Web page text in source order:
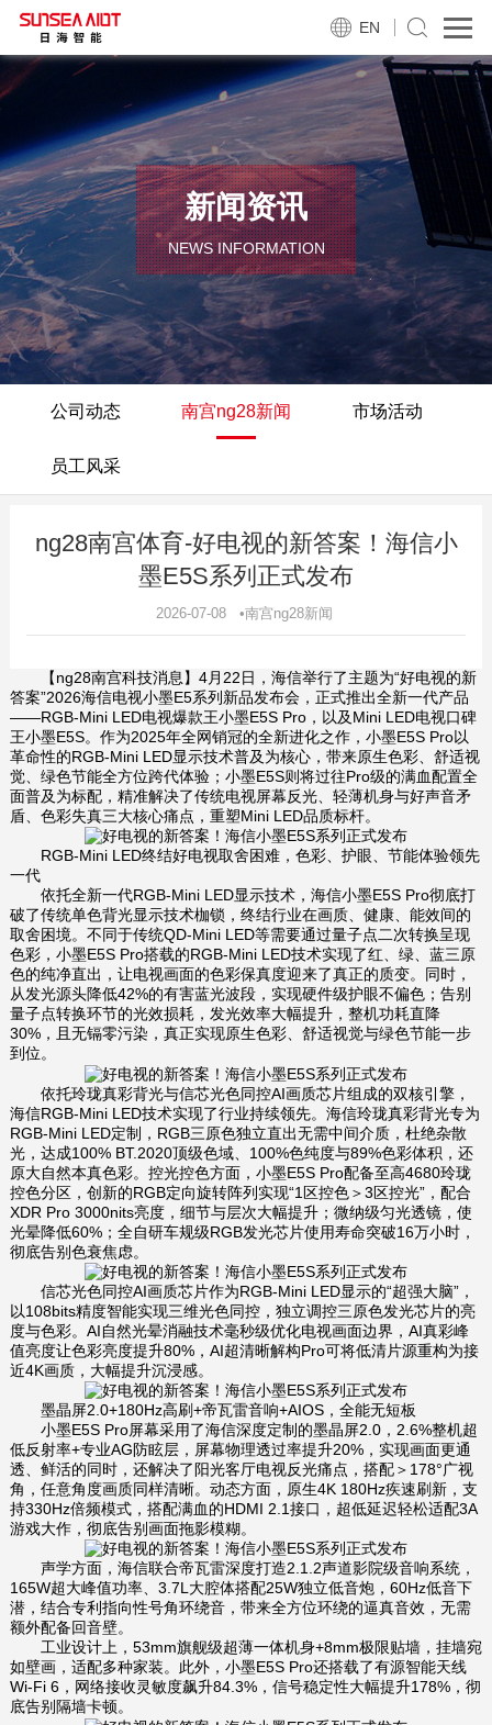
EN
新闻资讯
NEWS INFORMATION
公司动态 南宫ng28新闻 市场活动
员工风采
ng28南宫体育-好电视的新答案！海信小
墨E5S系列正式发布
2026-07-08 •南宫ng28新闻
【ng28南宫科技消息】4月22日，海信举行了主题为“好电视的新
答案”2026海信电视小墨E5系列新品发布会，正式推出全新一代产品
——RGB-Mini LED电视爆款王小墨E5S Pro，以及Mini LED电视口碑
王小墨E5S。作为2025年全网销冠的全新进化之作，小墨E5S Pro以
革命性的RGB-Mini LED显示技术普及为核心，带来原生色彩、舒适视
觉、绿色节能全方位跨代体验；小墨E5S则将过往Pro级的满血配置全
面普及为标配，精准解决了传统电视屏幕反光、轻薄机身与好声音矛
盾、色彩失真三大核心痛点，重塑Mini LED品质标杆。
RGB-Mini LED终结好电视取舍困难，色彩、护眼、节能体验领先
一代
依托全新一代RGB-Mini LED显示技术，海信小墨E5S Pro彻底打
破了传统单色背光显示技术枷锁，终结行业在画质、健康、能效间的
取舍困境。不同于传统QD-Mini LED等需要通过量子点二次转换呈现
色彩，小墨E5S Pro搭载的RGB-Mini LED技术实现了红、绿、蓝三原
色的纯净直出，让电视画面的色彩保真度迎来了真正的质变。同时，
从发光源头降低42%的有害蓝光波段，实现硬件级护眼不偏色；告别
量子点转换环节的光效损耗，发光效率大幅提升，整机功耗直降
30%，且无镉零污染，真正实现原生色彩、舒适视觉与绿色节能一步
到位。
依托玲珑真彩背光与信芯光色同控AI画质芯片组成的双核引擎，
海信RGB-Mini LED技术实现了行业持续领先。海信玲珑真彩背光专为
RGB-Mini LED定制，RGB三原色独立直出无需中间介质，杜绝杂散
光，达成100% BT.2020顶级色域、100%色纯度与89%色彩体积，还
原大自然本真色彩。控光控色方面，小墨E5S Pro配备至高4680玲珑
控色分区，创新的RGB定向旋转阵列实现“1区控色＞3区控光”，配合
XDR Pro 3000nits亮度，细节与层次大幅提升；微纳级匀光透镜，使
光晕降低60%；全自研车规级RGB发光芯片使用寿命突破16万小时，
彻底告别色衰焦虑。
信芯光色同控AI画质芯片作为RGB-Mini LED显示的“超强大脑”，
以108bits精度智能实现三维光色同控，独立调控三原色发光芯片的亮
度与色彩。AI自然光晕消融技术毫秒级优化电视画面边界，AI真彩峰
值亮度让色彩亮度提升80%，AI超清晰解构Pro可将低清片源重构为接
近4K画质，大幅提升沉浸感。
墨晶屏2.0+180Hz高刷+帝瓦雷音响+AIOS，全能无短板
小墨E5S Pro屏幕采用了海信深度定制的墨晶屏2.0，2.6%整机超
低反射率+专业AG防眩层，屏幕物理透过率提升20%，实现画面更通
透、鲜活的同时，还解决了阳光客厅电视反光痛点，搭配＞178°广视
角，任意角度画质同样清晰。动态方面，原生4K 180Hz疾速刷新，支
持330Hz倍频模式，搭配满血的HDMI 2.1接口，超低延迟轻松适配3A
游戏大作，彻底告别画面拖影模糊。
声学方面，海信联合帝瓦雷深度打造2.1.2声道影院级音响系统，
165W超大峰值功率、3.7L大腔体搭配25W独立低音炮，60Hz低音下
潜，结合专利指向性号角环绕音，带来全方位环绕的逼真音效，无需
额外配备回音壁。
工业设计上，53mm旗舰级超薄一体机身+8mm极限贴墙，挂墙宛
如壁画，适配多种家装。此外，小墨E5S Pro还搭载了有源智能天线
Wi-Fi 6，网络接收灵敏度飙升84.3%，信号稳定性大幅提升178%，彻
底告别隔墙卡顿。